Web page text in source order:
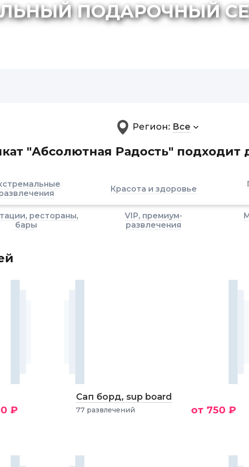
ПОДАРОЧНЫЙ
Регион: Все
"Абсолютная Радость" подходит
Красота и здоровье
рестораны,
бары
VIP, премиум-
развлечения
₽
Сап борд, sup board
77 развлечений от 750 ₽